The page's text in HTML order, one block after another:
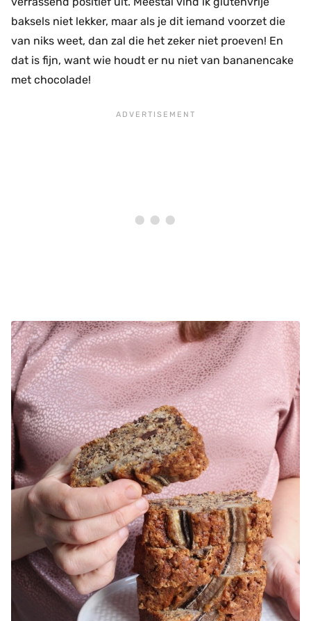
baksels niet lekker, maar als je dit iemand voorzet die
van niks weet, dan zal die het zeker niet proeven! En
dat is fijn, want wie houdt er nu niet van bananencake
met chocolade!